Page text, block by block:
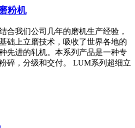
粉机
合我们公司几年的磨机生产经验，
础上立磨技术，吸收了世界各地的
先进的轧机。本系列产品是一种专
碎，分级和交付。 LUM系列超细立